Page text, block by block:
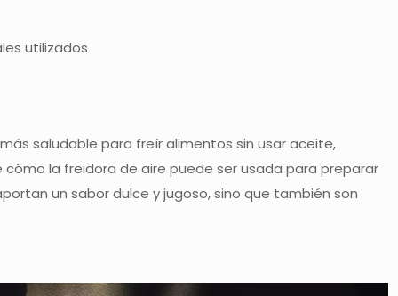
utilizados
saludable para freír alimentos sin usar aceite,
la freidora de aire puede ser usada para preparar
un sabor dulce y jugoso, sino que también son